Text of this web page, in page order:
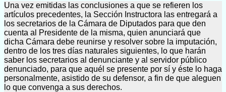
Una vez emitidas las conclusiones a que se refieren los
artículos precedentes, la Sección Instructora las entregará a
los secretarios de la Cámara de Diputados para que den
cuenta al Presidente de la misma, quien anunciará que
dicha Cámara debe reunirse y resolver sobre la imputación,
dentro de los tres días naturales siguientes, lo que harán
saber los secretarios al denunciante y al servidor público
denunciado, para que aquél se presente por sí y éste lo haga
personalmente, asistido de su defensor, a fin de que aleguen
lo que convenga a sus derechos.